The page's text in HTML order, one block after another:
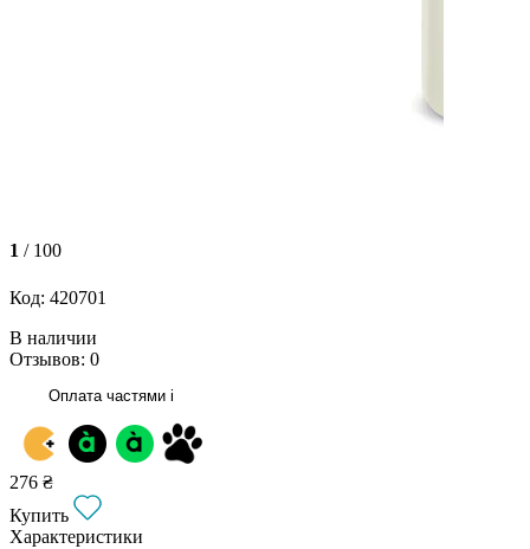
1 / 100
Код: 420701
В наличии
Отзывов: 0
Оплата частями i
276 ₴
Купить
Характеристики